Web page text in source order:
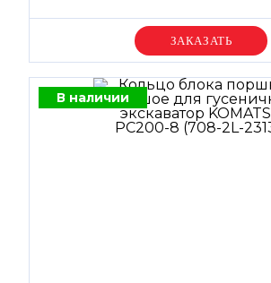
Уточняйте цену
В наличии